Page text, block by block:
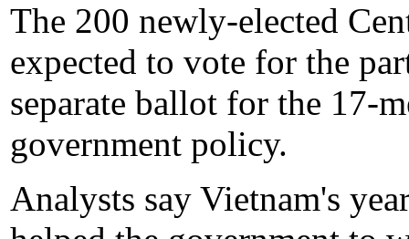
The 200 newly-elected
expected to vote for the
separate ballot for the 17-
government policy.
Analysts say Vietnam's